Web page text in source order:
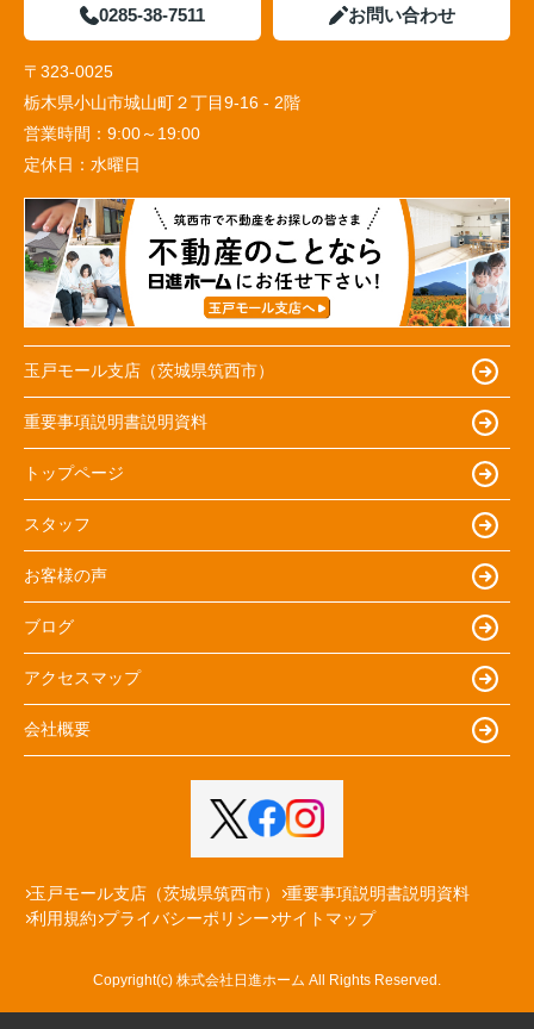
0285-38-7511 お問い合わせ
〒323-0025
栃木県小山市城山町２丁目9-16 - 2階
営業時間： 9:00～19:00
定休日： 水曜日
玉戸モール支店（茨城県筑西市）
重要事項説明書説明資料
トップページ
スタッフ
お客様の声
ブログ
アクセスマップ
会社概要
玉戸モール支店（茨城県筑西市）
重要事項説明書説明資料
利用規約 プライバシーポリシー サイトマップ
Copyright(c) 株式会社日進ホーム All Rights Reserved.